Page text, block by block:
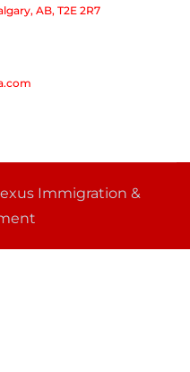
AB, T2E 2R7
Immigration &